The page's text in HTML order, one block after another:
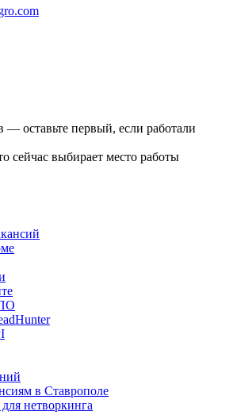
— оставьте первый, если работали
сейчас выбирает место работы
в Ставрополе
нетворкинга